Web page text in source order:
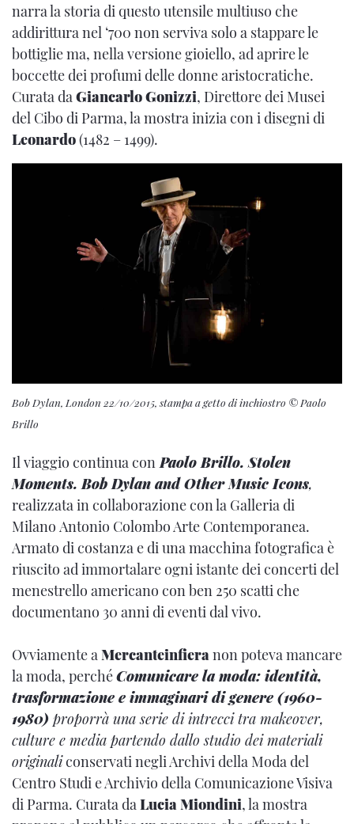
narra la storia di questo utensile multiuso che
addirittura nel ‘700 non serviva solo a stappare le
bottiglie ma, nella versione gioiello, ad aprire le
boccette dei profumi delle donne aristocratiche.
Curata daGiancarlo Gonizzi, Direttore dei Musei
del Cibo di Parma, la mostra inizia con i disegni di
Leonardo(1482 – 1499).
Bob Dylan, London 22/10/2015, stampa a getto di inchiostro © Paolo
Brillo
Il viaggio continua con Paolo Brillo. Stolen
Moments. Bob Dylan and Other Music Icons,
realizzata in collaborazione con la Galleria di
Milano Antonio Colombo Arte Contemporanea.
Armato di costanza e di una macchina fotografica è
riuscito ad immortalare ogni istante dei concerti del
menestrello americano con ben 250 scatti che
documentano 30 anni di eventi dal vivo.
Ovviamente a Mercanteinfiera non poteva mancare
la moda, perchéComunicare la moda: identità,
trasformazione e immaginari di genere (1960-
1980) proporrà una serie di intrecci tra makeover,
culture e media partendo dallo studio dei materiali
originaliconservati negli Archivi della Moda del
Centro Studi e Archivio della Comunicazione Visiva
di Parma. Curata da Lucia Miondini, la mostra